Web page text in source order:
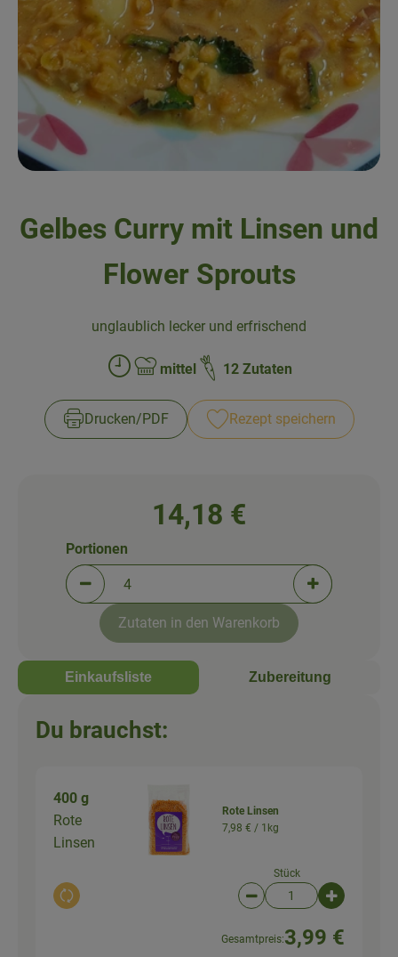
Obst & Gemüse
Kühltheke
Backwaren
Naturwaren
Gutscheine & Geschenkideen
Schnupperangebote
Newsletter
Gelbes Curry mit Linsen und
Flower Sprouts
unglaublich lecker und erfrischend
Zubreitungszeit:
Schwierigkeit:
mittel 12 Zutaten
Drucken​/​PDF Rezept speichern
14,18 €
Portionen verringern (aktuell 4 Portionen
Portionen
Portionen
Zutaten in den Warenkorb
Einkaufsliste Zubereitung
Du brauchst:
400 g
Rote
Linsen
Auswahl ändern
Rote Linsen
7,98 € / 1kg
Stück
Artikelanzahl
Gesamtpreis:3,99 €